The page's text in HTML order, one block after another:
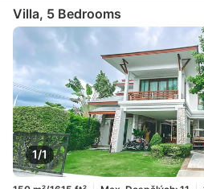
Villa, 5 Bedrooms
1/1